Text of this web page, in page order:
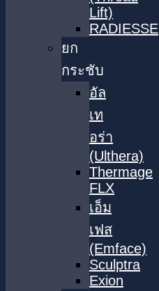
Lift)
RADIESSE
ยก
กระชับ
อัล
เท
อร่า
(Ulthera)
Thermage
FLX
เอ็ม
เฟส
(Emface)
Sculptra
Exion